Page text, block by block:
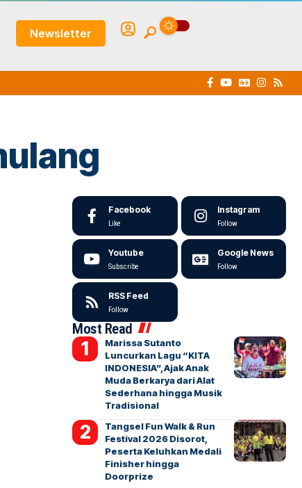
Newsletter
Facebook
Like
Instagram
Follow
Youtube
Subscribe
Google News
Follow
RSS Feed
Follow
Most Read
Marissa Sutanto
Luncurkan Lagu “KITA
INDONESIA”, Ajak Anak
Muda Berkarya dari Alat
Sederhana hingga Musik
Tradisional
Tangsel Fun Walk & Run
Festival 2026 Disorot,
Peserta Keluhkan Medali
Finisher hingga
Doorprize